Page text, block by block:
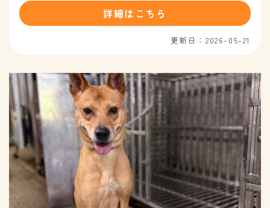
詳細はこちら
更新日：2026-05-21